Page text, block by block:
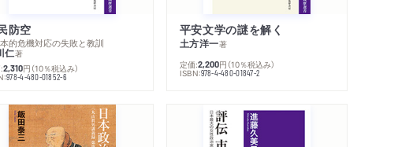
防空
的危機対応の失敗と教訓
仁著
2,310円 （10％税込み）
978-4-480-01852-6
平安文学の謎を解く
土方洋一著
定価:2,200円 （10％税込み）
ISBN:978-4-480-01847-2